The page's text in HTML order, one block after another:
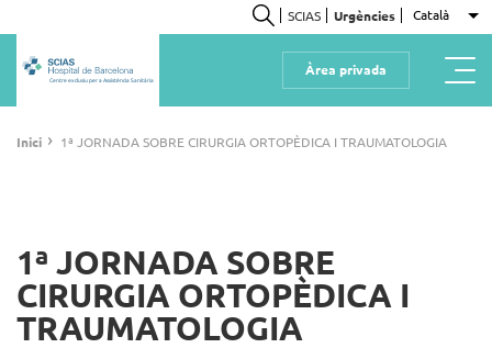
al
contingut
Cerca
SCIAS Urgències Català
Centre exclusiu per a Assistència Sanitària
Àrea privada
Fil
Inici › 1ª JORNADA SOBRE CIRURGIA ORTOPÈDICA I TRAUMATOLOGIA
1ª JORNADA SOBRE
CIRURGIA ORTOPÈDICA I
TRAUMATOLOGIA